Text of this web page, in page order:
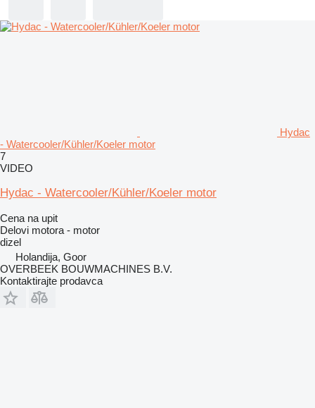
Hydac
- Watercooler/Kühler/Koeler motor
7
VIDEO
Hydac - Watercooler/Kühler/Koeler motor
Cena na upit
Delovi motora - motor
dizel
Holandija, Goor
OVERBEEK BOUWMACHINES B.V.
Kontaktirajte prodavca